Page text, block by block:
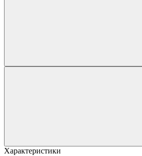
Характеристики